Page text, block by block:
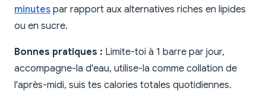
minutes par rapport aux alternatives riches en lipides
ou en sucre.
Bonnes pratiques : Limite-toi à 1 barre par jour,
accompagne-la d'eau, utilise-la comme collation de
l'après-midi, suis tes calories totales quotidiennes.